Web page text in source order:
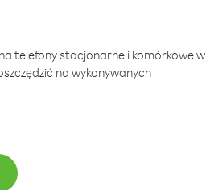
telefony stacjonarne i komórkowe w
na wykonywanych